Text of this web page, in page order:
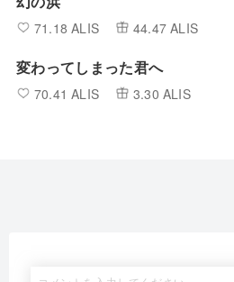
71.18 ALIS 44.47 ALIS
変わってしまった君へ
70.41 ALIS 3.30 ALIS